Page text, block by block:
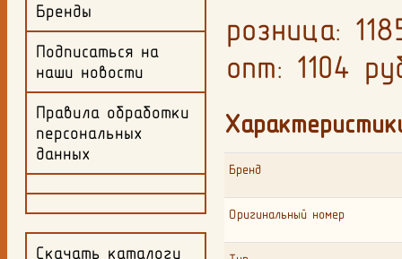
Бренды
Подписаться на
наши новости
Правила обработки
персональных
данных
Скачать каталоги
розница:
опт: 1104
Бренд
Оригинальный номер